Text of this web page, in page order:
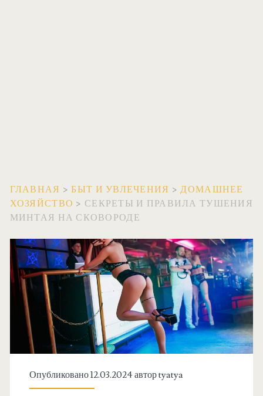
ГЛАВНАЯ >БЫТ И УВЛЕЧЕНИЯ >ДОМАШНЕЕ
ХОЗЯЙСТВО > СЕКРЕТЫ И ПРАВИЛА ТУШЕНИЯ
МИНТАЯ НА СКОВОРОДЕ
Опубликовано 12.03.2024 авторtyatya